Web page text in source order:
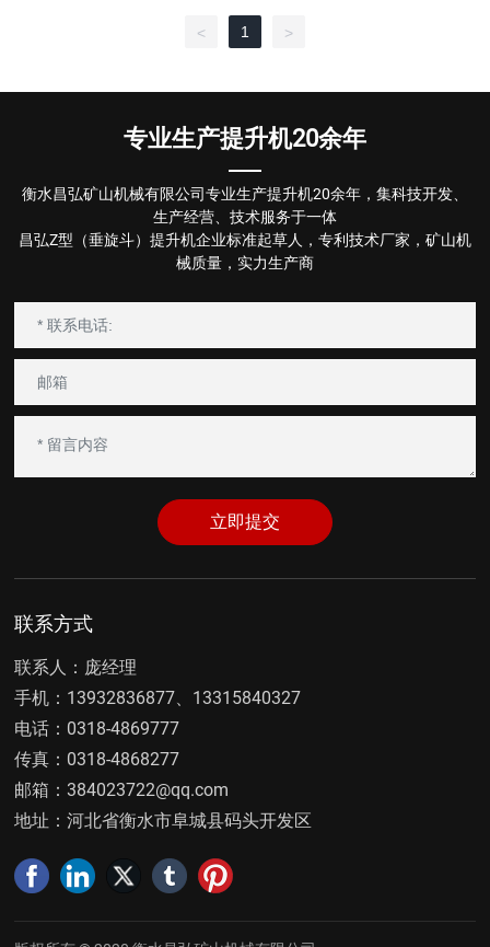
< 1 >
专业生产提升机20余年
衡水昌弘矿山机械有限公司专业生产提升机20余年，集科技开发、
生产经营、技术服务于一体
昌弘Z型（垂旋斗）提升机企业标准起草人，专利技术厂家，矿山机
械质量，实力生产商
立即提交
联系方式
联系人：庞经理
手机： 13932836877、 13315840327
电话： 0318-4869777
传真： 0318-4868277
邮箱：384023722@qq.com
地址：河北省衡水市阜城县码头开发区